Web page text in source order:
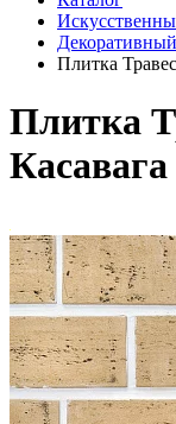
Плитка
Плитка
Касавага